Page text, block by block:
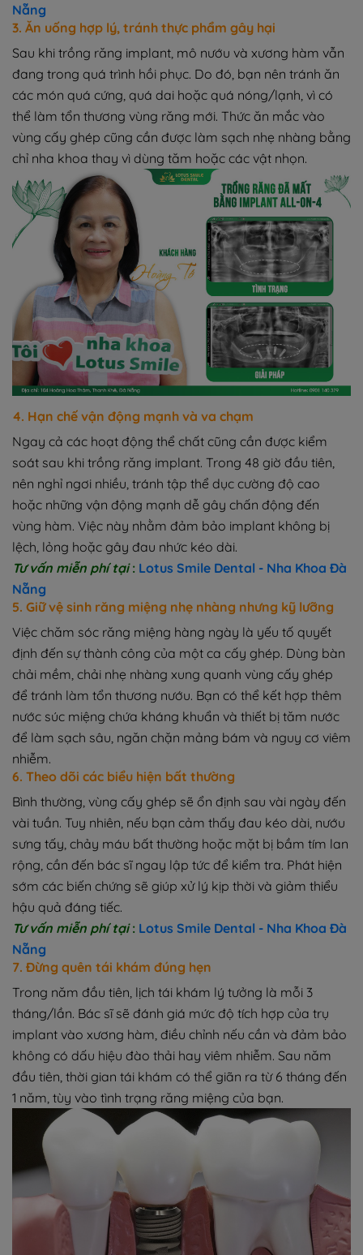
Nẵng
3. Ăn uống hợp lý, tránh thực phẩm gây hại
Sau khi trồng răng implant, mô nướu và xương hàm vẫn
đang trong quá trình hồi phục. Do đó, bạn nên tránh ăn
các món quá cứng, quá dai hoặc quá nóng/lạnh, vì có
thể làm tổn thương vùng răng mới. Thức ăn mắc vào
vùng cấy ghép cũng cần được làm sạch nhẹ nhàng bằng
chỉ nha khoa thay vì dùng tăm hoặc các vật nhọn.
4. Hạn chế vận động mạnh và va chạm
Ngay cả các hoạt động thể chất cũng cần được kiểm
soát sau khi trồng răng implant. Trong 48 giờ đầu tiên,
nên nghỉ ngơi nhiều, tránh tập thể dục cường độ cao
hoặc những vận động mạnh dễ gây chấn động đến
vùng hàm. Việc này nhằm đảm bảo implant không bị
lệch, lỏng hoặc gây đau nhức kéo dài.
Tư vấn miễn phí tại: Lotus Smile Dental - Nha Khoa Đà
Nẵng
5. Giữ vệ sinh răng miệng nhẹ nhàng nhưng kỹ lưỡng
Việc chăm sóc răng miệng hàng ngày là yếu tố quyết
định đến sự thành công của một ca cấy ghép. Dùng bàn
chải mềm, chải nhẹ nhàng xung quanh vùng cấy ghép
để tránh làm tổn thương nướu. Bạn có thể kết hợp thêm
nước súc miệng chứa kháng khuẩn và thiết bị tăm nước
để làm sạch sâu, ngăn chặn mảng bám và nguy cơ viêm
nhiễm.
6. Theo dõi các biểu hiện bất thường
Bình thường, vùng cấy ghép sẽ ổn định sau vài ngày đến
vài tuần. Tuy nhiên, nếu bạn cảm thấy đau kéo dài, nướu
sưng tấy, chảy máu bất thường hoặc mặt bị bầm tím lan
rộng, cần đến bác sĩ ngay lập tức để kiểm tra. Phát hiện
sớm các biến chứng sẽ giúp xử lý kịp thời và giảm thiểu
hậu quả đáng tiếc.
Tư vấn miễn phí tại: Lotus Smile Dental - Nha Khoa Đà
Nẵng
7. Đừng quên tái khám đúng hẹn
Trong năm đầu tiên, lịch tái khám lý tưởng là mỗi 3
tháng/lần. Bác sĩ sẽ đánh giá mức độ tích hợp của trụ
implant vào xương hàm, điều chỉnh nếu cần và đảm bảo
không có dấu hiệu đào thải hay viêm nhiễm. Sau năm
đầu tiên, thời gian tái khám có thể giãn ra từ 6 tháng đến
1 năm, tùy vào tình trạng răng miệng của bạn.